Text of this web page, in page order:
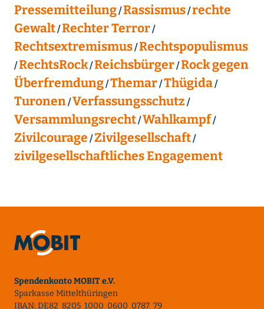
Pressemitteilung Rassismus rechte
Gewalt Rechter Terror
Rechtsextremismus Rechtspopulismus
RechtsRock Reichsbürger Rock gegen
Überfremdung Themar Thügida
Turonen Verfassungsschutz
Versammlungsrecht Wahlkampf
Zivilcourage Zivilgesellschaft
zivilgesellschaftliches Engagement
Spendenkonto MOBIT e.V.
Sparkasse Mittelthüringen
IBAN: DE82 8205 1000 0600 0787 79